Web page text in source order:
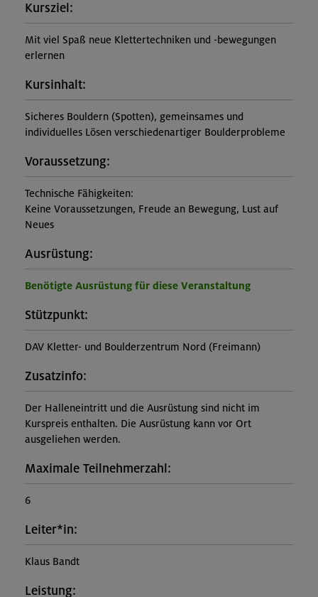
Kursziel:
Mit viel Spaß neue Klettertechniken und -bewegungen
erlernen
Kursinhalt:
Sicheres Bouldern (Spotten), gemeinsames und
individuelles Lösen verschiedenartiger Boulderprobleme
Voraussetzung:
Technische Fähigkeiten:
Keine Voraussetzungen, Freude an Bewegung, Lust auf
Neues
Ausrüstung:
Benötigte Ausrüstung für diese Veranstaltung
Stützpunkt:
DAV Kletter- und Boulderzentrum Nord (Freimann)
Zusatzinfo:
Der Halleneintritt und die Ausrüstung sind nicht im
Kurspreis enthalten. Die Ausrüstung kann vor Ort
ausgeliehen werden.
Maximale Teilnehmerzahl:
6
Leiter*in:
Klaus Bandt
Leistung: